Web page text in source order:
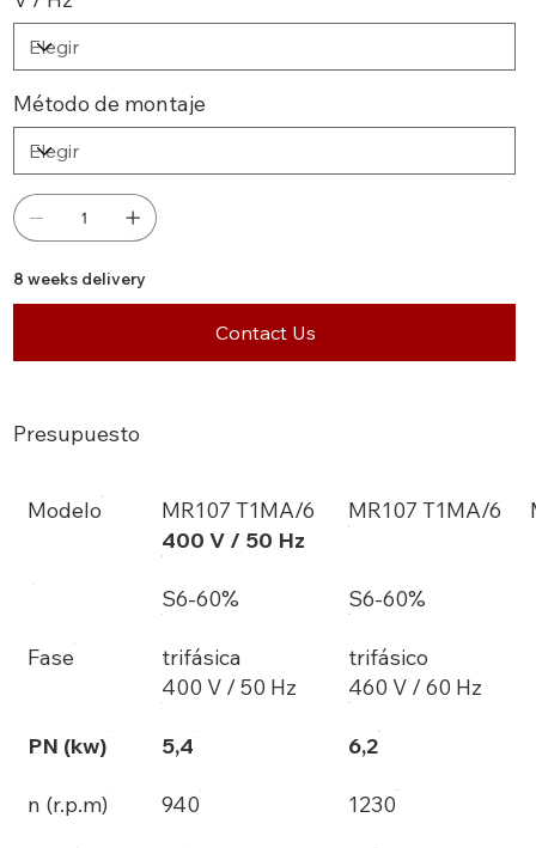
Método de montaje
8 weeks delivery
Contact Us
Presupuesto
Modelo
MR107 T1MA/6
400 V / 50 Hz
MR107 T1MA/6
S6-60% S6-60%
Fase
trifásica
400 V / 50 Hz
trifásico
460 V / 60 Hz
PN (kw) 5,4 6,2
n (r.p.m) 940 1230